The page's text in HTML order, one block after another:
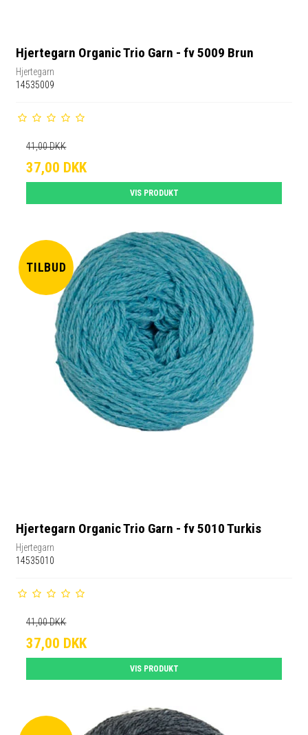
Hjertegarn Organic Trio Garn - fv 5009 Brun
Hjertegarn
14535009
41,00 DKK
37,00 DKK
VIS PRODUKT
TILBUD
Hjertegarn Organic Trio Garn - fv 5010 Turkis
Hjertegarn
14535010
41,00 DKK
37,00 DKK
VIS PRODUKT